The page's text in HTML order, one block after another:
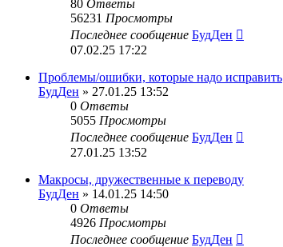
80 Ответы
56231 Просмотры
Последнее сообщение БудДен
07.02.25 17:22
Проблемы/ошибки, которые надо исправить
БудДен » 27.01.25 13:52
0 Ответы
5055 Просмотры
Последнее сообщение БудДен
27.01.25 13:52
Макросы, дружественные к переводу
БудДен » 14.01.25 14:50
0 Ответы
4926 Просмотры
Последнее сообщение БудДен